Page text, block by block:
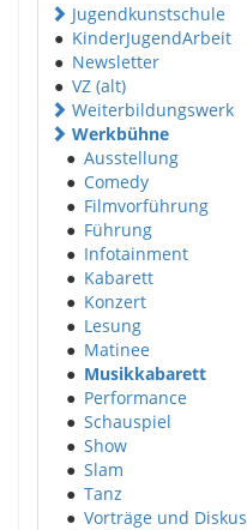
Jugendkunstschule
● KinderJugendArbeit
● Newsletter
● VZ (alt)
Weiterbildungswerk
Werkbühne
● Ausstellung
● Comedy
● Filmvorführung
● Führung
● Infotainment
● Kabarett
● Konzert
● Lesung
● Matinee
● Musikkabarett
● Performance
● Schauspiel
● Show
● Slam
● Tanz
● Vorträge und